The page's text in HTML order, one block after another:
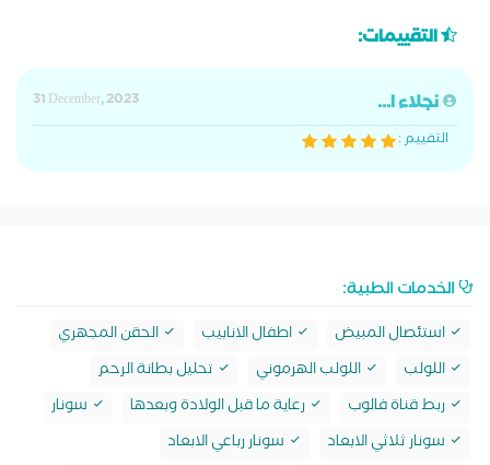
التقييمات:
نجلاء ا...
31 December, 2023
التقييم :
الخدمات الطبية:
استئصال المبيض اطفال الانابيب
الحقن المجهري
اللولب
اللولب الهرموني
تحليل بطانة الرحم
ربط قناة فالوب
رعاية ما قبل الولادة وبعدها
سونار
سونار ثلاثي الابعاد
سونار رباعي الابعاد